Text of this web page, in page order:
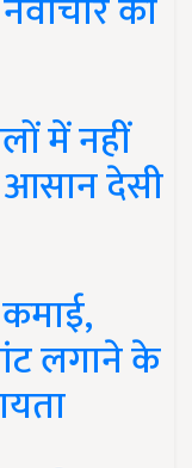
को
में नहीं
देसी
लगाने के